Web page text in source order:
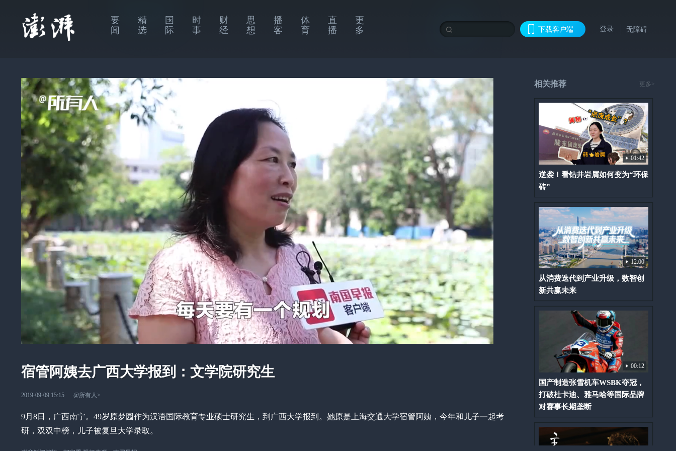
要
闻
精
选
国
际
时
事
财
经
思
想
播
客
体
育
直
播
更
多
下载客户端 登录 无障碍
宿管阿姨去广西大学报到：文学院研究生
2019-09-09 15:15 @所有人 >
9月8日，广西南宁。49岁原梦园作为汉语国际教育专业硕士研究生，到广西大学报到。她原是上海交通大学宿管阿姨，今年和儿子一起考
研，双双中榜，儿子被复旦大学录取。
相关推荐 更多>
01:42
逆袭！看钻井岩屑如何变为“环保
砖”
12:00
从消费迭代到产业升级，数智创
新共赢未来
00:12
国产制造张雪机车WSBK夺冠，
打破杜卡迪、雅马哈等国际品牌
对赛事长期垄断